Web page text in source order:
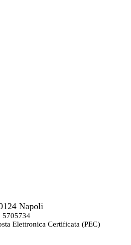
Napoli
5705734
Elettronica Certificata (PEC)